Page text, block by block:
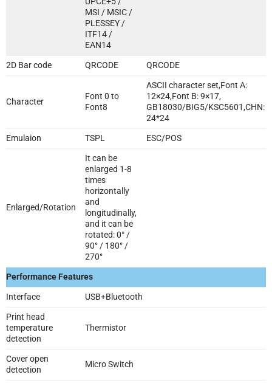
MSI / MSIC /
PLESSEY /
ITF14 /
EAN14
2D Bar code
QRCODE QRCODE
Character
Font 0 to
Font8
ASCII character set,Font A:
12×24,Font B: 9×17,
GB18030/BIG5/KSC5601,CHN:
24*24
Emulaion
TSPL ESC/POS
Enlarged/Rotation
It can be
enlarged 1-8
times
horizontally
and
longitudinally,
and it can be
rotated: 0° /
90° / 180° /
270°
Performance Features
Interface
USB+Bluetooth
Print head
temperature
detection
Thermistor
Cover open
detection
Micro Switch